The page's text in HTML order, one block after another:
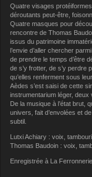
Quatre visages
déroutants peut-être,
Quatre masques pour
rencontre de Thomas
issus du patrimoine
l’envie d’aller chercher
de prendre le temps d’être
de s’y frotter, de s’y perdre
qu’elles renferment sous
Aèdes s’est saisi de cette
instrumentarium léger, deux
De la musique à l’état brut,
univers, fait d’envolées et
subtil.
Lutxi Achiary : voix,
Thomas Baudoin : voix,
Enregistrée à La